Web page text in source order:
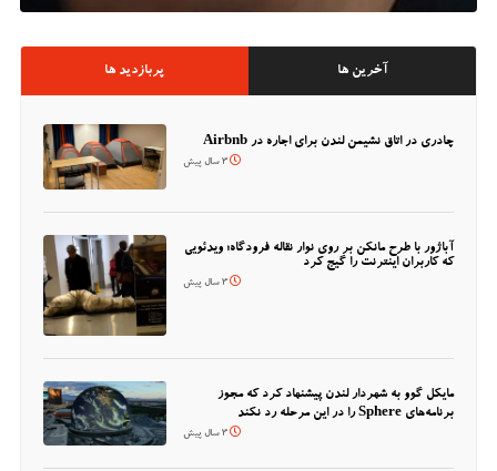
پربازدید ها آخرین ها
چادری در اتاق نشیمن لندن برای اجاره در Airbnb
3 سال پیش
آباژور با طرح مانکن بر روی نوار نقاله فرودگاه؛ ویدئویی
که کاربران اینترنت را گیج کرد
3 سال پیش
مایکل گوو به شهردار لندن پیشنهاد کرد که مجوز
برنامه‌های Sphere را در این مرحله رد نکند
3 سال پیش